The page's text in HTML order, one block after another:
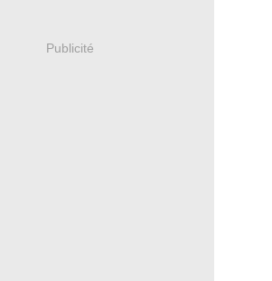
Publicité